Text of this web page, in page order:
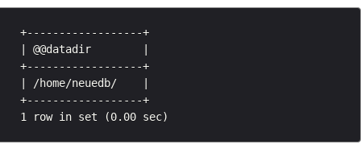
   +------------------+
   | @@datadir        |
   +------------------+
   | /home/neuedb/    |
   +------------------+